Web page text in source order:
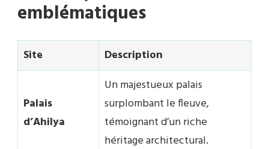
emblématiques
Site Description
Palais
d’Ahilya
Un majestueux palais
surplombant le fleuve,
témoignant d’un riche
héritage architectural.